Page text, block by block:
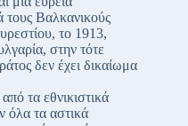
τους Βαλκανικούς
το 1913,
στην τότε
δεν έχει δικαίωμα
τα εθνικιστικά
όλα τα αστικά